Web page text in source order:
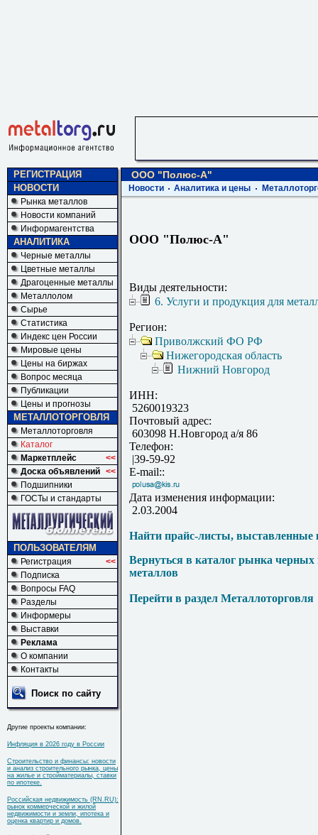
РЕГИСТРАЦИЯ
НОВОСТИ
Рынка металлов
Новости компаний
Информагентства
АНАЛИТИКА
Черные металлы
Цветные металлы
Драгоценные металлы
Металлолом
Сырье
Статистика
Индекс цен России
Мировые цены
Цены на биржах
Вопрос месяца
Публикации
Цены и прогнозы
МЕТАЛЛОТОРГОВЛЯ
Металлоторговля
Каталог
Маркетплейс
<<
Доска объявлений <<
Подшипники
ГОСТы и стандарты
ПОЛЬЗОВАТЕЛЯМ
Регистрация
<<
Подписка
Вопросы FAQ
Разделы
Информеры
Выставки
Реклама
О компании
Контакты
Поиск по сайту
Другие проекты компании:
Инфляция в 2026 году в России
Строительство и финансы: новости
и анализ строительного рынка, цены
на жилье и стройматериалы, ставки
по ипотеке.
Российская недвижимость (RN.RU):
рынок коммерческой и жилой
недвижимости и земли, ипотека и
оценка квартир и домов.
ООО "Полюс-А"
Новости Аналитика и цены
ООО "Полюс-А"
Виды деятельности:
6. Услуги и продукция для
Регион:
Приволжский ФО РФ
Нижегородская область
Нижний Новгород
ИНН:
5260019323
Почтовый адрес:
603098 Н.Новгород а/я 86
Телефон:
|39-59-92
E-mail::
Дата изменения информации:
2.03.2004
Найти прайс-листы, выставленные
Вернуться в каталог рынка
металлов
Перейти в раздел Металлоторговля